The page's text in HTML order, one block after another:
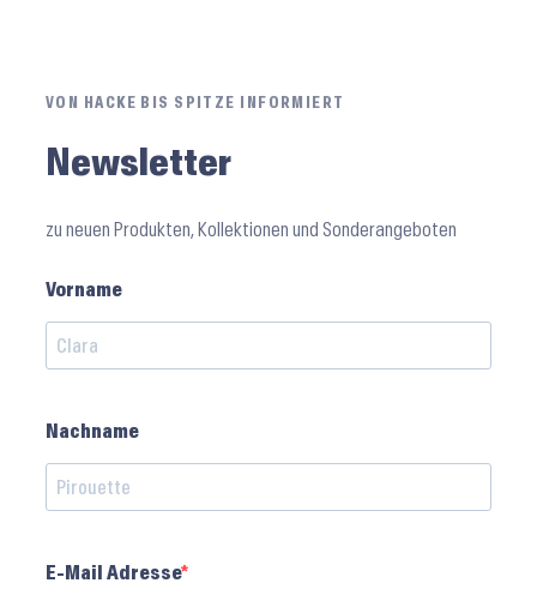
VON HACKE BIS SPITZE INFORMIERT
Newsletter
zu neuen Produkten, Kollektionen und Sonderangeboten
Vorname
Nachname
E-Mail Adresse